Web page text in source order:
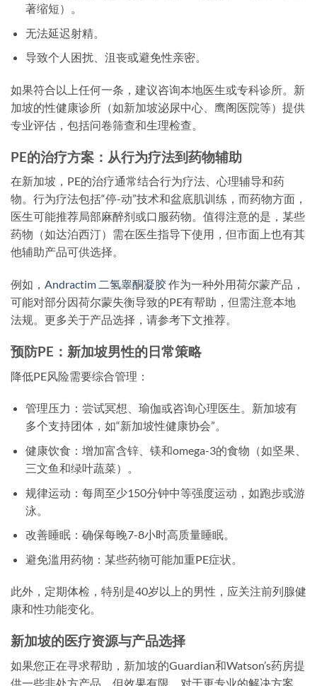
著缩短）。
无法延迟射精。
导致个人困扰、沮丧或避免性亲密。
如果符合以上任何一条，建议咨询本地医生或专科诊所。新
加坡的性健康诊所（如新加坡泌尿中心、鹰阁医院等）提供
专业评估，包括问卷筛查和生理检查。
PE的治疗方案：从行为疗法到药物辅助
在新加坡，PE的治疗通常结合行为疗法、心理辅导和药
物。行为疗法包括“停-动”技术和盆底肌训练，而药物方面，
医生可能推荐局部麻醉剂或口服药物。值得注意的是，某些
药物（如达泊西汀）需在医生指导下使用，但市面上也有其
他辅助产品可供选择。
例如， Andractim 二氢睾酮凝胶作为一种外用荷尔蒙产品，
可能对部分因荷尔蒙失衡导致的PE有帮助，但需注意本地
法规。更多关于产品选择，请参考下文推荐。
预防PE：新加坡男性的日常策略
降低PE风险需要综合管理：
管理压力：尝试冥想、瑜伽或咨询心理医生。新加坡有
多个支持团体，如“新加坡性健康协会”。
健康饮食：增加富含锌、镁和omega-3的食物（如坚果、
三文鱼和绿叶蔬菜）。
规律运动：每周至少150分钟中等强度运动，如跑步或游
泳。
改善睡眠：确保每晚7-8小时高质量睡眠。
避免滥用药物：某些药物可能加重PE症状。
此外，定期体检，特别是40岁以上的男性，应关注前列腺健
康和性功能变化。
新加坡的医疗资源与产品选择
如果您正在寻求帮助，新加坡的Guardian和Watson’s药房提
供一些非处方产品，但效果有限。对于更专业的解决方案，